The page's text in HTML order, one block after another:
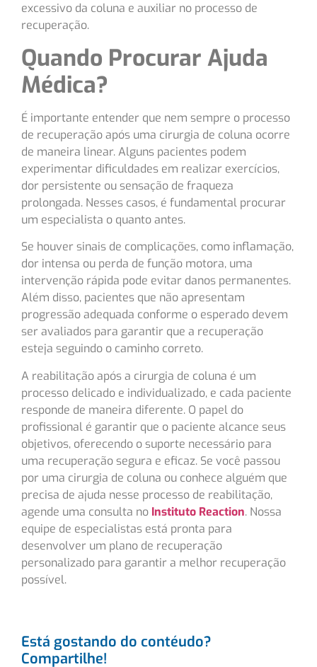
excessivo da coluna e auxiliar no processo de
recuperação.
Quando Procurar Ajuda
Médica?
É importante entender que nem sempre o processo
de recuperação após uma cirurgia de coluna ocorre
de maneira linear. Alguns pacientes podem
experimentar dificuldades em realizar exercícios,
dor persistente ou sensação de fraqueza
prolongada. Nesses casos, é fundamental procurar
um especialista o quanto antes.
Se houver sinais de complicações, como inflamação,
dor intensa ou perda de função motora, uma
intervenção rápida pode evitar danos permanentes.
Além disso, pacientes que não apresentam
progressão adequada conforme o esperado devem
ser avaliados para garantir que a recuperação
esteja seguindo o caminho correto.
A reabilitação após a cirurgia de coluna é um
processo delicado e individualizado, e cada paciente
responde de maneira diferente. O papel do
profissional é garantir que o paciente alcance seus
objetivos, oferecendo o suporte necessário para
uma recuperação segura e eficaz. Se você passou
por uma cirurgia de coluna ou conhece alguém que
precisa de ajuda nesse processo de reabilitação,
agende uma consulta no Instituto Reaction. Nossa
equipe de especialistas está pronta para
desenvolver um plano de recuperação
personalizado para garantir a melhor recuperação
possível.
Está gostando do contéudo?
Compartilhe!